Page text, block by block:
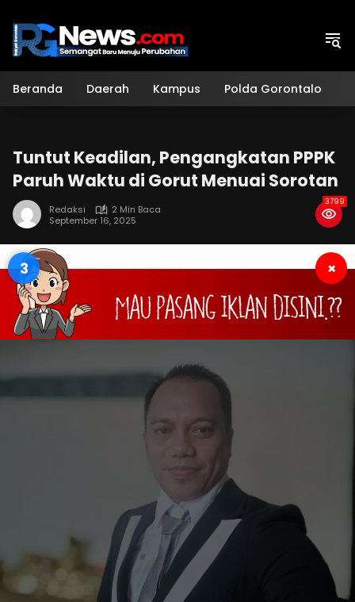
konten
Beranda Daerah Kampus Polda Gorontalo
Tuntut Keadilan, Pengangkatan PPPK
Paruh Waktu di Gorut Menuai Sorotan
Redaksi
2 Min Baca
September 16, 2025
3799
2 ×